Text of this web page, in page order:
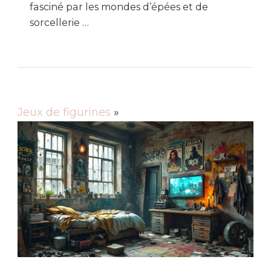
fasciné par les mondes d’épées et de
sorcellerie …
Jeux de figurines »